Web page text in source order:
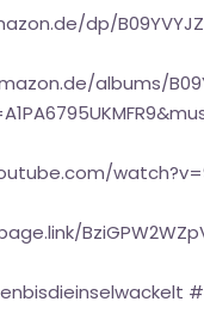
dp/
albums/